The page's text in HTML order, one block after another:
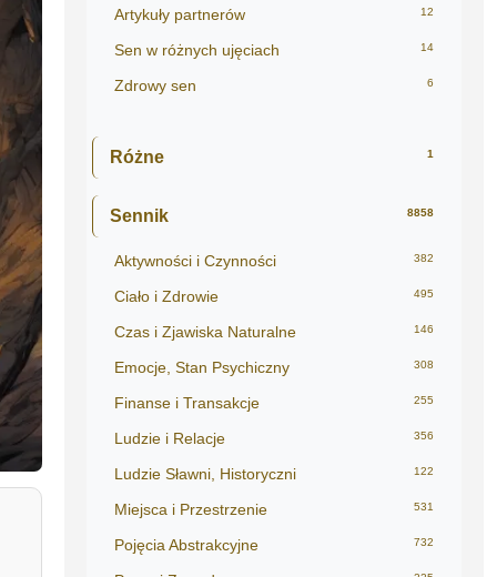
Artykuły partnerów 12
Sen w różnych ujęciach 14
Zdrowy sen 6
Różne 1
Sennik 8858
Aktywności i Czynności 382
Ciało i Zdrowie 495
Czas i Zjawiska Naturalne 146
Emocje, Stan Psychiczny 308
Finanse i Transakcje 255
Ludzie i Relacje 356
Ludzie Sławni, Historyczni 122
Miejsca i Przestrzenie 531
Pojęcia Abstrakcyjne 732